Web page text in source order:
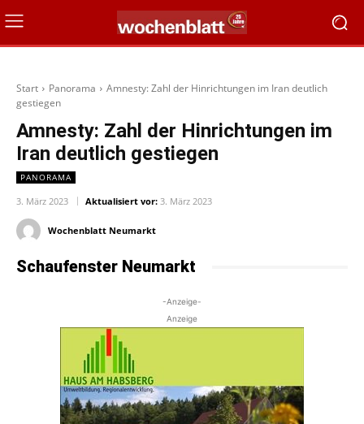
Start Panorama
Amnesty: Zahl der Hinrichtungen im Iran deutlich
gestiegen
Amnesty: Zahl der Hinrichtungen im
Iran deutlich gestiegen
PANORAMA
3. März 2023 Aktualisiert vor: 3. März 2023
Wochenblatt Neumarkt
Schaufenster Neumarkt
-Anzeige-
Anzeige